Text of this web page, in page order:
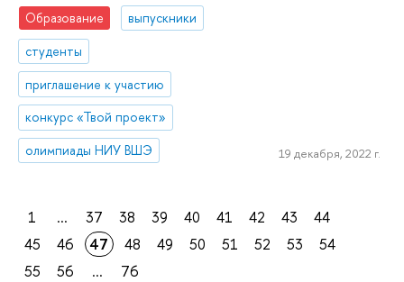
Образование
выпускники
студенты
приглашение к участию
конкурс «Твой проект»
олимпиады НИУ ВШЭ
19 декабря, 2022 г.
1 ... 37 38 39 40 41 42 43
44
45
46 47 48 49 50 51 52 53
54
55
56 ... 76